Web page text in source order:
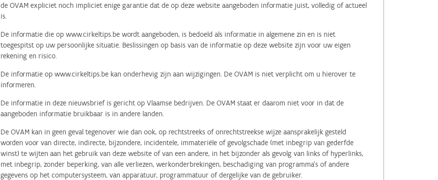
de OVAM expliciet noch impliciet enige garantie dat de op deze website aangeboden informatie juist, volledig of actueel
is.
De informatie die op www.cirkeltips.be wordt aangeboden, is bedoeld als informatie in algemene zin en is niet
toegespitst op uw persoonlijke situatie. Beslissingen op basis van de informatie op deze website zijn voor uw eigen
rekening en risico.
De informatie op www.cirkeltips.be kan onderhevig zijn aan wijzigingen. De OVAM is niet verplicht om u hierover te
informeren.
De informatie in deze nieuwsbrief is gericht op Vlaamse bedrijven. De OVAM staat er daarom niet voor in dat de
aangeboden informatie bruikbaar is in andere landen.
De OVAM kan in geen geval tegenover wie dan ook, op rechtstreeks of onrechtstreekse wijze aansprakelijk gesteld
worden voor van directe, indirecte, bijzondere, incidentele, immateriële of gevolgschade (met inbegrip van gederfde
winst) te wijten aan het gebruik van deze website of van een andere, in het bijzonder als gevolg van links of hyperlinks,
met inbegrip, zonder beperking, van alle verliezen, werkonderbrekingen, beschadiging van programma's of andere
gegevens op het computersysteem, van apparatuur, programmatuur of dergelijke van de gebruiker.